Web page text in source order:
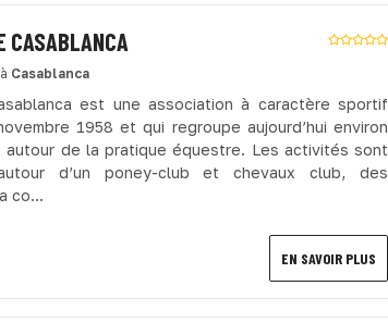
CASABLANCA
à Casablanca
est une association à caractère sportif
1958 et qui regroupe aujourd’hui environ
autour de la pratique équestre. Les activités sont
d’un poney-club et chevaux club, des
co...
EN SAVOIR PLUS